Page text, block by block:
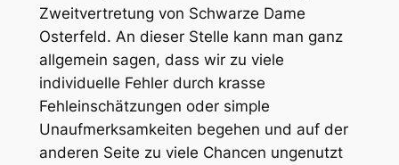
Zweitvertretung von Schwarze Dame
Osterfeld. An dieser Stelle kann man ganz
allgemein sagen, dass wir zu viele
individuelle Fehler durch krasse
Fehleinschätzungen oder simple
Unaufmerksamkeiten begehen und auf der
anderen Seite zu viele Chancen ungenutzt